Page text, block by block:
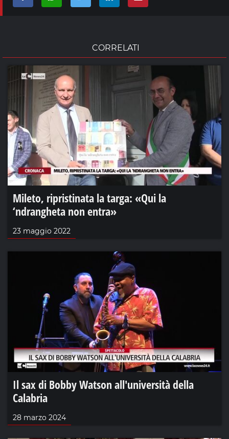
CORRELATI
Mileto, ripristinata la targa: «Qui la
‘ndrangheta non entra»
23 maggio 2022
Il sax di Bobby Watson all'università della
Calabria
28 marzo 2024